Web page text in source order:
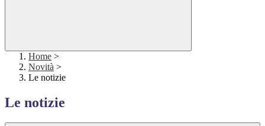
Home >
Novità >
Le notizie
Le notizie